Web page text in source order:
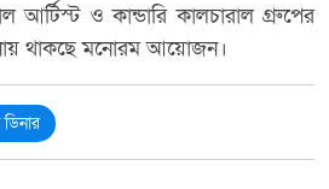
আর্টিস্ট ও কান্ডারি কালচারাল গ্রুপের
থাকছে মনোরম আয়োজন।